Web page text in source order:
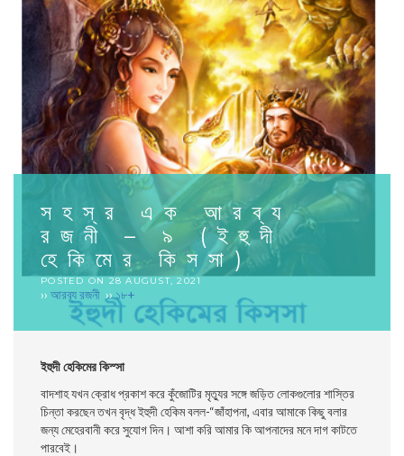
সহস্র এক আরব্য
রজনী – ৯ (ইহুদী
হেকিমের কিসসা)
POSTED ON28 AUGUST, 2021
›› আরব্য রজনী ››১৮+
ইহুদী হেকিমের কিস্সা
বাদশাহ যখন ক্রোধ প্রকাশ করে কুঁজোটির মৃত্যুর সঙ্গে জড়িত লােকগুলাের শাস্তির
চিন্তা করছেন তখন বৃদ্ধ ইহুদী হেকিম বলল-“জাঁহাপনা, এবার আমাকে কিছু বলার
জন্য মেহেরবানী করে সুযােগ দিন। আশা করি আমার কি আপনাদের মনে দাগ কাটতে
পারবেই।